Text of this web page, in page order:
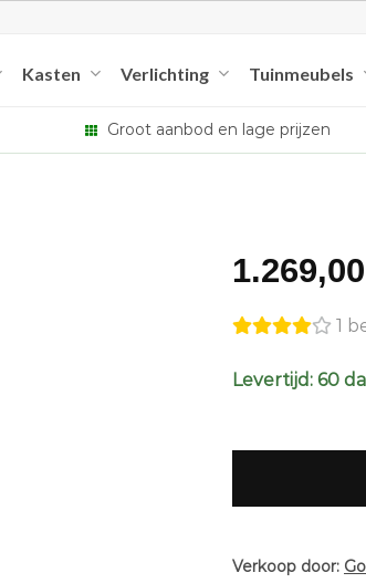
Kasten Verlichting Tuinmeubels
Groot aanbod en lage prijzen
1.269,00
1
Levertijd: 60
Verkoop door: